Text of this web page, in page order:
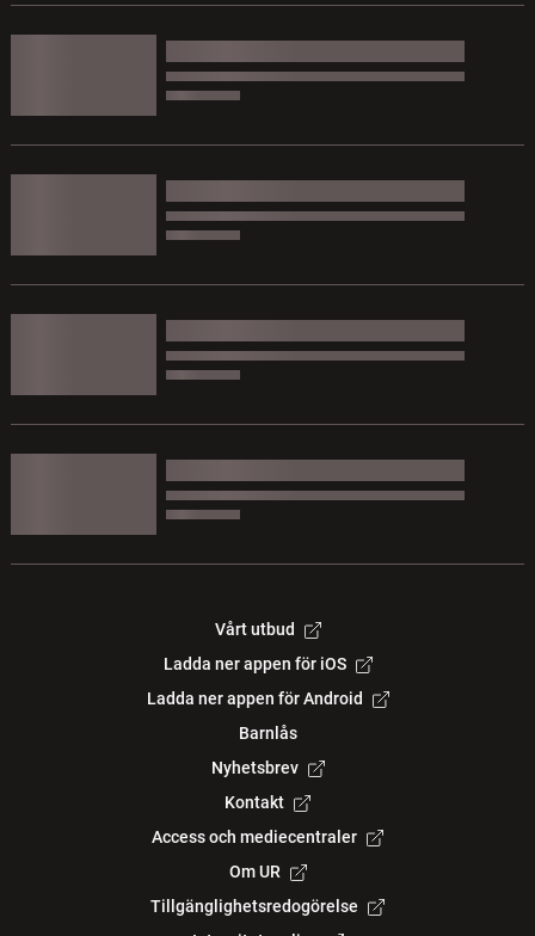
Vårt utbud
Ladda ner appen för iOS
Ladda ner appen för Android
Barnlås
Nyhetsbrev
Kontakt
Access och mediecentraler
Om UR
Tillgänglighetsredogörelse